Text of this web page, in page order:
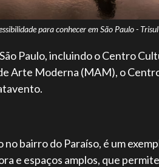
para conhecer em São Paulo - Trisul
Paulo, incluindo o Centro
Arte Moderna (MAM), o
bairro do Paraíso, é um
e espaços amplos, que